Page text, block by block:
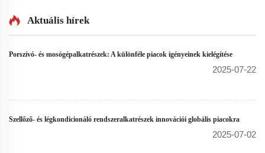
szerelt fagyasztó- és
hűtőkamrákhoz
Aktuális hírek
Porszívó- és mosógépalkatrészek: A különféle piacok igényeinek kielégítése
2025-07-22
Szellőző- és légkondicionáló rendszeralkatrészek innovációi globális piacokra
2025-07-02